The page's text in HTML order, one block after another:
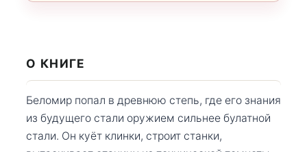
О КНИГЕ
Беломир попал в древнюю степь, где его знания
из будущего стали оружием сильнее булатной
стали. Он куёт клинки, строит станки,